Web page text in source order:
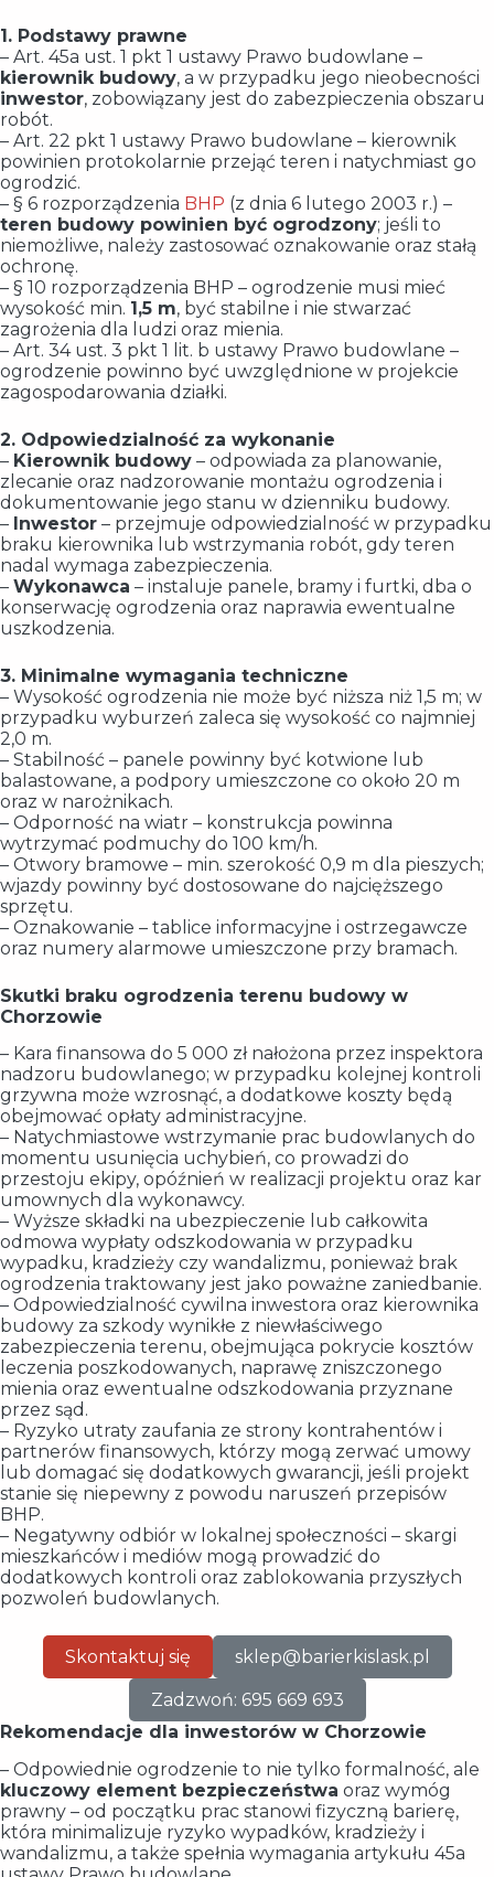
1. Podstawy prawne
– Art. 45a ust. 1 pkt 1 ustawy Prawo budowlane –
kierownik budowy, a w przypadku jego nieobecności
inwestor, zobowiązany jest do zabezpieczenia obszaru
robót.
– Art. 22 pkt 1 ustawy Prawo budowlane – kierownik
powinien protokolarnie przejąć teren i natychmiast go
ogrodzić.
– § 6 rozporządzenia BHP (z dnia 6 lutego 2003 r.) –
teren budowy powinien być ogrodzony; jeśli to
niemożliwe, należy zastosować oznakowanie oraz stałą
ochronę.
– § 10 rozporządzenia BHP – ogrodzenie musi mieć
wysokość min. 1,5 m, być stabilne i nie stwarzać
zagrożenia dla ludzi oraz mienia.
– Art. 34 ust. 3 pkt 1 lit. b ustawy Prawo budowlane –
ogrodzenie powinno być uwzględnione w projekcie
zagospodarowania działki.
2. Odpowiedzialność za wykonanie
– Kierownik budowy – odpowiada za planowanie,
zlecanie oraz nadzorowanie montażu ogrodzenia i
dokumentowanie jego stanu w dzienniku budowy.
– Inwestor – przejmuje odpowiedzialność w przypadku
braku kierownika lub wstrzymania robót, gdy teren
nadal wymaga zabezpieczenia.
– Wykonawca – instaluje panele, bramy i furtki, dba o
konserwację ogrodzenia oraz naprawia ewentualne
uszkodzenia.
3. Minimalne wymagania techniczne
– Wysokość ogrodzenia nie może być niższa niż 1,5 m; w
przypadku wyburzeń zaleca się wysokość co najmniej
2,0 m.
– Stabilność – panele powinny być kotwione lub
balastowane, a podpory umieszczone co około 20 m
oraz w narożnikach.
– Odporność na wiatr – konstrukcja powinna
wytrzymać podmuchy do 100 km/h.
– Otwory bramowe – min. szerokość 0,9 m dla pieszych;
wjazdy powinny być dostosowane do najcięższego
sprzętu.
– Oznakowanie – tablice informacyjne i ostrzegawcze
oraz numery alarmowe umieszczone przy bramach.
Skutki braku ogrodzenia terenu budowy w
Chorzowie
– Kara finansowa do 5 000 zł nałożona przez inspektora
nadzoru budowlanego; w przypadku kolejnej kontroli
grzywna może wzrosnąć, a dodatkowe koszty będą
obejmować opłaty administracyjne.
– Natychmiastowe wstrzymanie prac budowlanych do
momentu usunięcia uchybień, co prowadzi do
przestoju ekipy, opóźnień w realizacji projektu oraz kar
umownych dla wykonawcy.
– Wyższe składki na ubezpieczenie lub całkowita
odmowa wypłaty odszkodowania w przypadku
wypadku, kradzieży czy wandalizmu, ponieważ brak
ogrodzenia traktowany jest jako poważne zaniedbanie.
– Odpowiedzialność cywilna inwestora oraz kierownika
budowy za szkody wynikłe z niewłaściwego
zabezpieczenia terenu, obejmująca pokrycie kosztów
leczenia poszkodowanych, naprawę zniszczonego
mienia oraz ewentualne odszkodowania przyznane
przez sąd.
– Ryzyko utraty zaufania ze strony kontrahentów i
partnerów finansowych, którzy mogą zerwać umowy
lub domagać się dodatkowych gwarancji, jeśli projekt
stanie się niepewny z powodu naruszeń przepisów
BHP.
– Negatywny odbiór w lokalnej społeczności – skargi
mieszkańców i mediów mogą prowadzić do
dodatkowych kontroli oraz zablokowania przyszłych
pozwoleń budowlanych.
Skontaktuj się sklep@barierkislask.pl
Zadzwoń: 695 669 693
Rekomendacje dla inwestorów w Chorzowie
– Odpowiednie ogrodzenie to nie tylko formalność, ale
kluczowy element bezpieczeństwa oraz wymóg
prawny – od początku prac stanowi fizyczną barierę,
która minimalizuje ryzyko wypadków, kradzieży i
wandalizmu, a także spełnia wymagania artykułu 45a